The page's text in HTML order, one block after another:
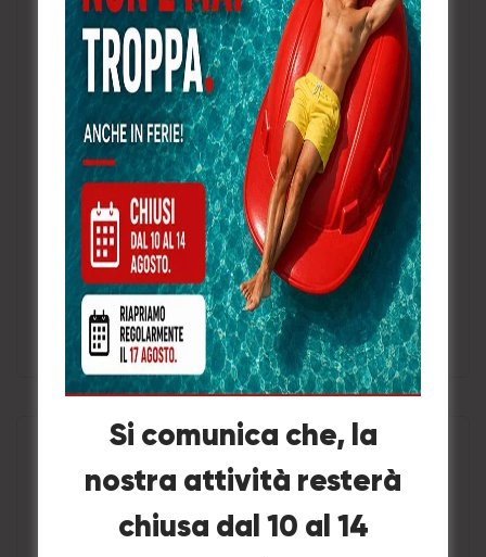
RINSE MED 5,9KG
Aggiungi a Preventivo
Si comunica che, la
nostra attività resterà
chiusa dal 10 al 14